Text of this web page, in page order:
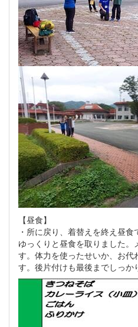
【昼食】
・所に戻り、着替えを終え昼食
ゆっくりと昼食を取りました
す。体力を使ったせいか、お
す。後片付けも最後までしっか